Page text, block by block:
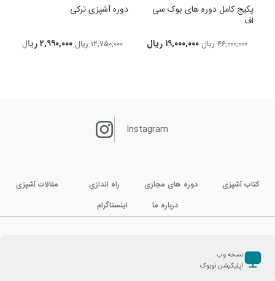
پکیج کامل دوره های بوک سی
اف
۴۶,۰۰۰,۰۰۰ ریال ۱۹,۰۰۰,۰۰۰ ریال
دوره آشپزی ترکی
۱۲,۷۵۰,۰۰۰ ریال ۲,۹۹۰,۰۰۰ریال
Instagram
کتاب آشپزی دوره های مجازی راه اندازی
مقالات آشپزی
درباره ما
اینستاگرام
نسخه وب
اپلیکیشن نوبوک